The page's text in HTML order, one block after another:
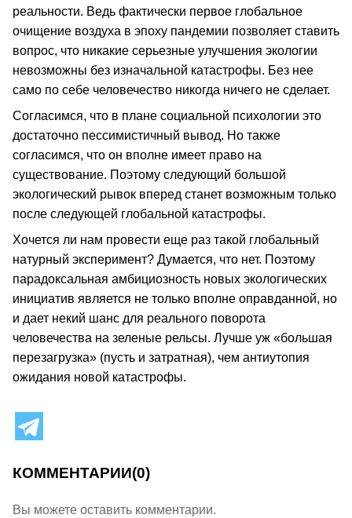
реальности. Ведь фактически первое глобальное
очищение воздуха в эпоху пандемии позволяет ставить
вопрос, что никакие серьезные улучшения экологии
невозможны без изначальной катастрофы. Без нее
само по себе человечество никогда ничего не сделает.
Согласимся, что в плане социальной психологии это
достаточно пессимистичный вывод. Но также
согласимся, что он вполне имеет право на
существование. Поэтому следующий большой
экологический рывок вперед станет возможным только
после следующей глобальной катастрофы.
Хочется ли нам провести еще раз такой глобальный
натурный эксперимент? Думается, что нет. Поэтому
парадоксальная амбициозность новых экологических
инициатив является не только вполне оправданной, но
и дает некий шанс для реального поворота
человечества на зеленые рельсы. Лучше уж «большая
перезагрузка» (пусть и затратная), чем антиутопия
ожидания новой катастрофы.
КОММЕНТАРИИ(0)
Вы можете оставить комментарии.